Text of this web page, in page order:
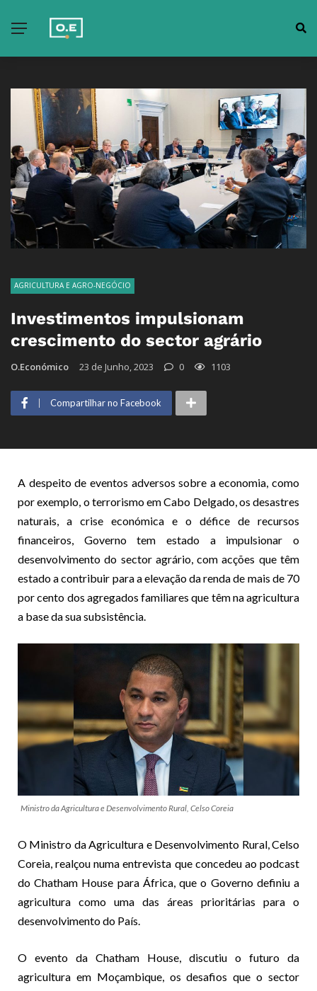
AGRICULTURA E AGRO-NEGÓCIO
Investimentos impulsionam
crescimento do sector agrário
O.Económico 23 de Junho, 2023 0 1103
Compartilhar no Facebook
A despeito de eventos adversos sobre a economia, como
por exemplo, o terrorismo em Cabo Delgado, os desastres
naturais, a crise económica e o défice de recursos
financeiros, Governo tem estado a impulsionar o
desenvolvimento do sector agrário, com acções que têm
estado a contribuir para a elevação da renda de mais de 70
por cento dos agregados familiares que têm na agricultura
a base da sua subsistência.
Ministro da Agricultura e Desenvolvimento Rural, Celso Coreia
O Ministro da Agricultura e Desenvolvimento Rural, Celso
Coreia, realçou numa entrevista que concedeu ao podcast
do Chatham House para África, que o Governo definiu a
agricultura como uma das áreas prioritárias para o
desenvolvimento do País.
O evento da Chatham House, discutiu o futuro da
agricultura em Moçambique, os desafios que o sector